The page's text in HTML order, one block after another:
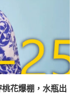
花爆棚，水瓶出